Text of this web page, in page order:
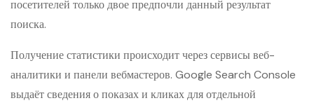
посетителей только двое предпочли данный результат
поиска.
Получение статистики происходит через сервисы веб-
аналитики и панели вебмастеров. Google Search Console
выдаёт сведения о показах и кликах для отдельной